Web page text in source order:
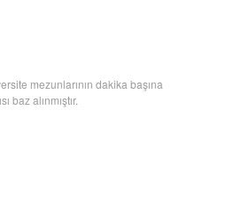
mezunlarının dakika başına
baz alınmıştır.